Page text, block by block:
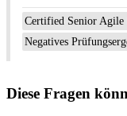
Certified Senior
Negatives
Diese Fragen